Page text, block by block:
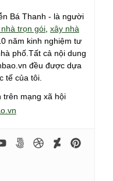
Bá Thanh - là người
trọn gói xây nhà
năm kinh nghiệm tư
phố.Tất cả nội dung
đều được dựa
tế của tôi.
trên mạng xã hội